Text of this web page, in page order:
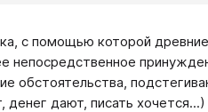
с помощью которой
непосредственное
обстоятельства,
денег дают, писать